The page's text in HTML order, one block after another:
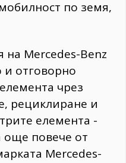
по земя,
Mercedes-Benz
отговорно
чрез
рециклиране и
елемента -
още повече от
Mercedes-